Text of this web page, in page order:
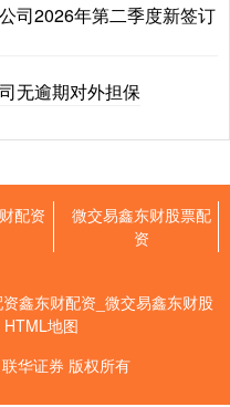
司2026年第二季度新签订
无逾期对外担保
配资
微交易鑫东财股票配
资
鑫东财配资_微交易鑫东财股
HTML地图
联华证券 版权所有